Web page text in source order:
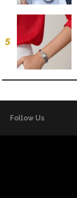
5
Follow Us